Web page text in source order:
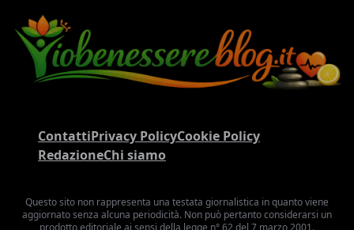
ContattiPrivacy PolicyCookie Policy
RedazioneChi siamo
Questo sito non rappresenta una testata giornalistica in quanto viene
aggiornato senza alcuna periodicità. Non può pertanto considerarsi un
prodotto editoriale ai sensi della legge n° 62 del 7 marzo 2001.